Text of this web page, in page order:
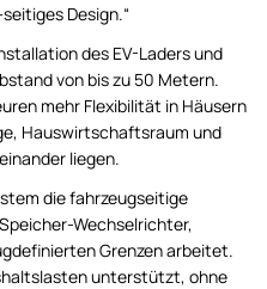
Design.“
des EV-Laders und
von bis zu 50 Metern.
mehr Flexibilität in Häusern
Hauswirtschaftsraum und
liegen.
die fahrzeugseitige
Wechselrichter,
Grenzen arbeitet.
unterstützt, ohne